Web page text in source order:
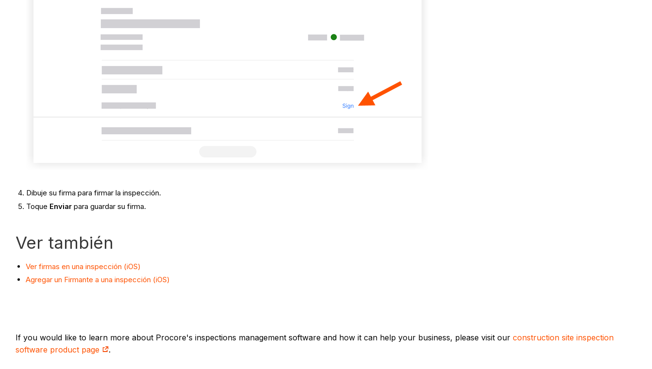
Dibuje su firma para firmar la inspección.
Toque Enviarpara guardar su firma.
Ver también
Ver firmas en una inspección (iOS)
Agregar un Firmante a una inspección (iOS)
If you would like to learn more about Procore's inspections management software and how it can help your business, please visit our construction site inspection
software product page
.